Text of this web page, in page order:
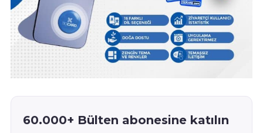
60.000+ Bülten abonesine katılın